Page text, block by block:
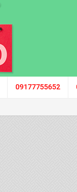
09177755652